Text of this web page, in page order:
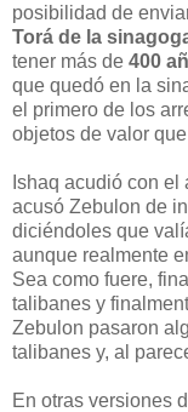
posibilidad de
Torá de la
tener más de 400
que quedó en la
el primero de los
objetos de valor
Ishaq acudió con
acusó Zebulon de
diciéndoles que
aunque realmente
Sea como fuere,
talibanes y
Zebulon pasaron
talibanes y, al
En otras versiones